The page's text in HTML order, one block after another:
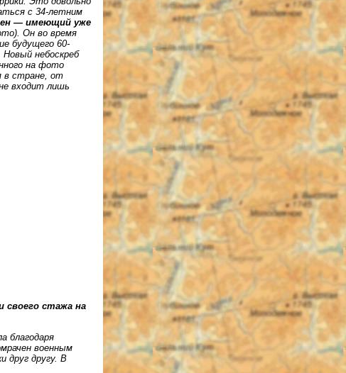
с 34-летним
— имеющий уже
Он во время
будущего 60-
небоскреб
на фото
в стране, от
входит лишь
своего стажа на
благодаря
военным
друг другу. В